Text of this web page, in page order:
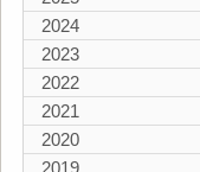
2024
2023
2022
2021
2020
2019